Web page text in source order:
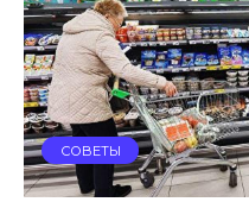
СОВЕТЫ